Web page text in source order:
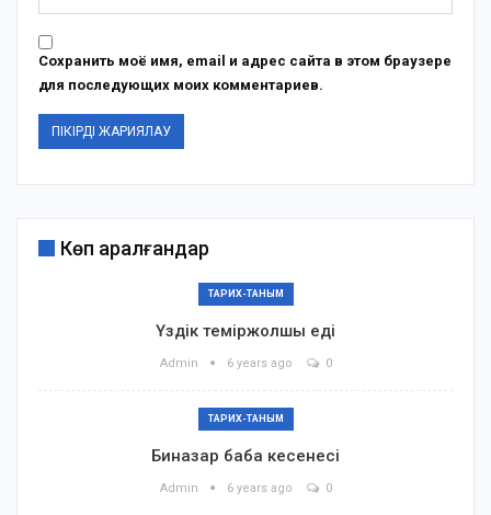
Сохранить моё имя, email и адрес сайта в этом браузере
для последующих моих комментариев.
Көп қаралғандар
ТАРИХ-ТАНЫМ
Үздік теміржолшы еді
Admin 6 years ago 0
ТАРИХ-ТАНЫМ
Биназар баба кесенесі
Admin 6 years ago 0